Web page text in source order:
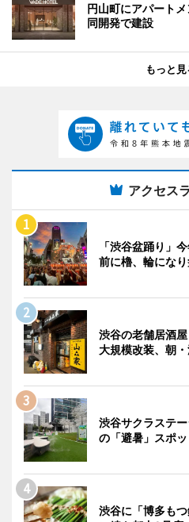
円山町にアパート
同開発で建設
もっと見
アクセス
「渋谷盆踊り」
前に櫓、輪になり
渋谷の老舗居酒
大規模改装、朝
渋谷サクラステ
の「避暑」スポッ
渋谷に「博多も